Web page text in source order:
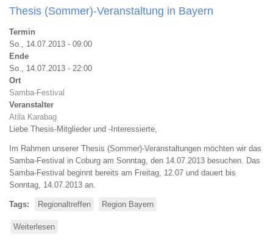
(Sommer)-
Veranstaltung
Bayern
Thesis (Sommer)-Veranstaltung in Bayern
Termin
So., 14.07.2013 - 09:00
Ende
So., 14.07.2013 - 22:00
Ort
Samba-Festival
Veranstalter
Atila Karabag
Liebe Thesis-Mitglieder und -Interessierte,
Im Rahmen unserer Thesis (Sommer)-Veranstaltungen möchten wir das
Samba-Festival in Coburg am Sonntag, den 14.07.2013 besuchen. Das
Samba-Festival beginnt bereits am Freitag, 12.07 und dauert bis
Sonntag, 14.07.2013 an.
Tags Regionaltreffen Region Bayern
Weiterlesen